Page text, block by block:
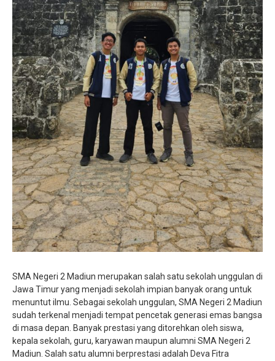
SMA Negeri 2 Madiun merupakan salah satu sekolah unggulan di
Jawa Timur yang menjadi sekolah impian banyak orang untuk
menuntut ilmu. Sebagai sekolah unggulan, SMA Negeri 2 Madiun
sudah terkenal menjadi tempat pencetak generasi emas bangsa
di masa depan. Banyak prestasi yang ditorehkan oleh siswa,
kepala sekolah, guru, karyawan maupun alumni SMA Negeri 2
Madiun. Salah satu alumni berprestasi adalah Deva Fitra